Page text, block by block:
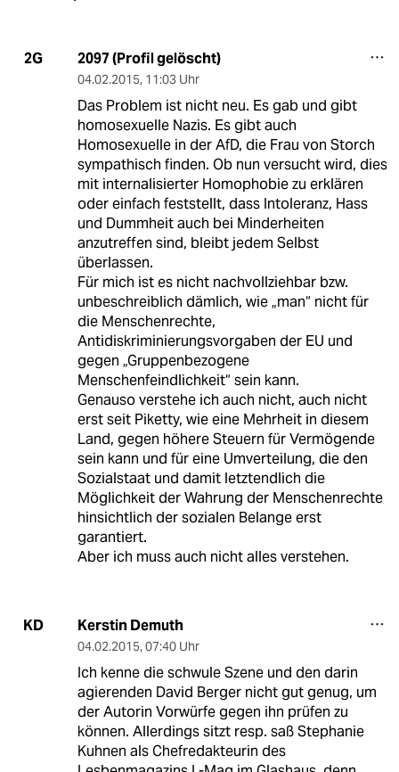
2G 2097 (Profil gelöscht)
04.02.2015, 11:03 Uhr
Das Problem ist nicht neu. Es gab und gibt
homosexuelle Nazis. Es gibt auch
Homosexuelle in der AfD, die Frau von Storch
sympathisch finden. Ob nun versucht wird, dies
mit internalisierter Homophobie zu erklären
oder einfach feststellt, dass Intoleranz, Hass
und Dummheit auch bei Minderheiten
anzutreffen sind, bleibt jedem Selbst
überlassen.
Für mich ist es nicht nachvollziehbar bzw.
unbeschreiblich dämlich, wie „man“ nicht für
die Menschenrechte,
Antidiskriminierungsvorgaben der EU und
gegen „Gruppenbezogene
Menschenfeindlichkeit“ sein kann.
Genauso verstehe ich auch nicht, auch nicht
erst seit Piketty, wie eine Mehrheit in diesem
Land, gegen höhere Steuern für Vermögende
sein kann und für eine Umverteilung, die den
Sozialstaat und damit letztendlich die
Möglichkeit der Wahrung der Menschenrechte
hinsichtlich der sozialen Belange erst
garantiert.
Aber ich muss auch nicht alles verstehen.
KD Kerstin Demuth
04.02.2015, 07:40 Uhr
Ich kenne die schwule Szene und den darin
agierenden David Berger nicht gut genug, um
der Autorin Vorwürfe gegen ihn prüfen zu
können. Allerdings sitzt resp. saß Stephanie
Kuhnen als Chefredakteurin des